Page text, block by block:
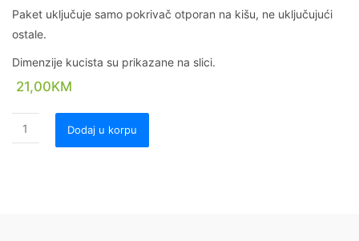
Paket uključuje samo pokrivač otporan na kišu, ne uključujući
ostale.
Dimenzije kucista su prikazane na slici.
21,00KM
Dodaj u korpu